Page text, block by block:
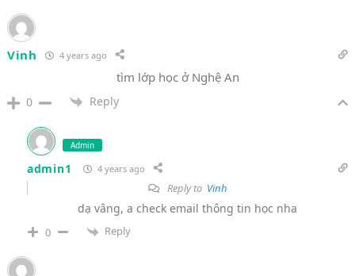
Vinh 4 years ago
tìm lớp học ở Nghệ An
0 Reply
Admin
admin1 4 years ago
Reply to Vinh
dạ vâng, a check email thông tin học nha
0 Reply